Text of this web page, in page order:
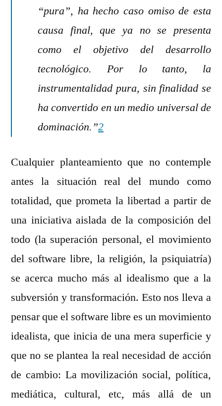
“pura”, ha hecho caso omiso de esta
causa final, que ya no se presenta
como el objetivo del desarrollo
tecnológico. Por lo tanto, la
instrumentalidad pura, sin finalidad se
ha convertido en un medio universal de
dominación.”2
Cualquier planteamiento que no contemple
antes la situación real del mundo como
totalidad, que prometa la libertad a partir de
una iniciativa aislada de la composición del
todo (la superación personal, el movimiento
del software libre, la religión, la psiquiatría)
se acerca mucho más al idealismo que a la
subversión y transformación. Esto nos lleva a
pensar que el software libre es un movimiento
idealista, que inicia de una mera superficie y
que no se plantea la real necesidad de acción
de cambio: La movilización social, política,
mediática, cultural, etc, más allá de un